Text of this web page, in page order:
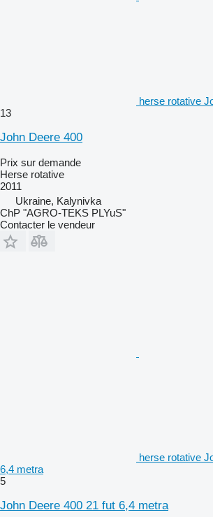
herse rotative
13
John Deere 400
Prix sur demande
Herse rotative
2011
Ukraine, Kalynivka
ChP "AGRO-TEKS PLYuS"
Contacter le vendeur
herse rotative
6,4 metra
5
John Deere 400 21 fut 6,4 metra